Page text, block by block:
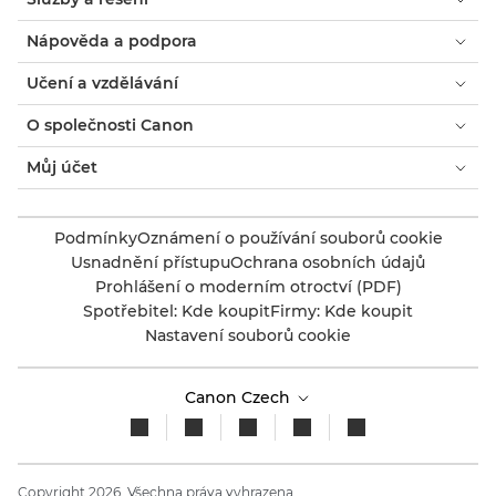
Nápověda a podpora
Učení a vzdělávání
O společnosti Canon
Můj účet
PodmínkyOznámení o používání souborů cookie
Usnadnění přístupuOchrana osobních údajů
Prohlášení o moderním otroctví (PDF)
Spotřebitel: Kde koupitFirmy: Kde koupit
Nastavení souborů cookie
Canon Czech
Copyright 2026. Všechna práva vyhrazena.